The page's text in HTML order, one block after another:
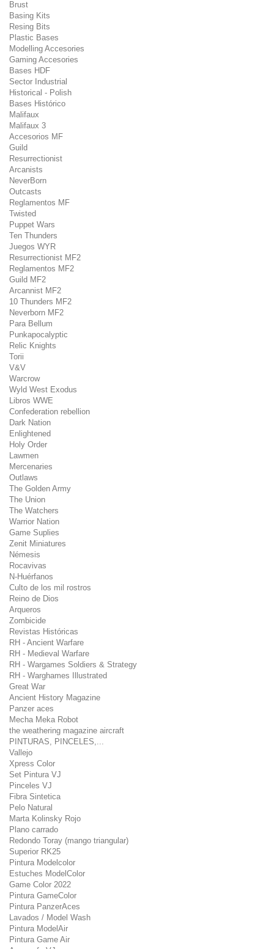
Brust
Basing Kits
Resing Bits
Plastic Bases
Modelling Accesories
Gaming Accesories
Bases HDF
Sector Industrial
Historical - Polish
Bases Histórico
Malifaux
Malifaux 3
Accesorios MF
Guild
Resurrectionist
Arcanists
NeverBorn
Outcasts
Reglamentos MF
Twisted
Puppet Wars
Ten Thunders
Juegos WYR
Resurrectionist MF2
Reglamentos MF2
Guild MF2
Arcannist MF2
10 Thunders MF2
Neverborn MF2
Para Bellum
Punkapocalyptic
Relic Knights
Torii
V&V
Warcrow
Wyld West Exodus
Libros WWE
Confederation rebellion
Dark Nation
Enlightened
Holy Order
Lawmen
Mercenaries
Outlaws
The Golden Army
The Union
The Watchers
Warrior Nation
Game Suplies
Zenit Miniatures
Némesis
Rocavivas
N-Huérfanos
Culto de los mil rostros
Reino de Dios
Arqueros
Zombicide
Revistas Históricas
RH - Ancient Warfare
RH - Medieval Warfare
RH - Wargames Soldiers & Strategy
RH - Warghames Illustrated
Great War
Ancient History Magazine
Panzer aces
Mecha Meka Robot
the weathering magazine aircraft
PINTURAS, PINCELES,...
Vallejo
Xpress Color
Set Pintura VJ
Pinceles VJ
Fibra Sintetica
Pelo Natural
Marta Kolinsky Rojo
Plano carrado
Redondo Toray (mango triangular)
Superior RK25
Pintura Modelcolor
Estuches ModelColor
Game Color 2022
Pintura GameColor
Pintura PanzerAces
Lavados / Model Wash
Pintura ModelAir
Pintura Game Air